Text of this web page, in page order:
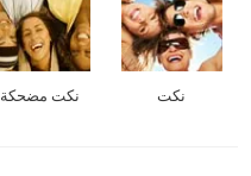
نكت نكت مضحكة